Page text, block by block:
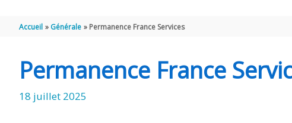
Accueil Générale Permanence France Services
Permanence France
18 juillet 2025